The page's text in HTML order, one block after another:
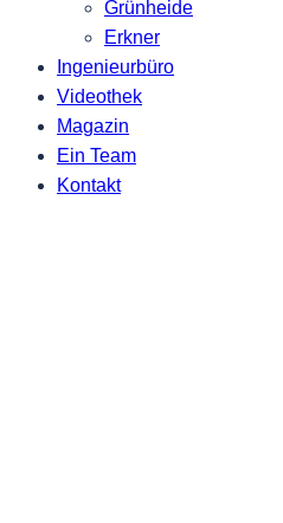
Grünheide
Erkner
Ingenieurbüro
Videothek
Magazin
Ein Team
Kontakt